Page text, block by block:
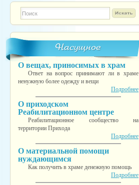
Форма поиска
TESTINS
Насущное
О вещах, приносимых в храм
Ответ на вопрос принимают ли в храме
ненужную более одежду и вещи
Подробнее
О приходском
Реабилитационном центре
Реабилитационное сообщество на
территории Прихода
Подробнее
О материальной помощи
нуждающимся
Как получить в храме денежную помощь
Подробнее